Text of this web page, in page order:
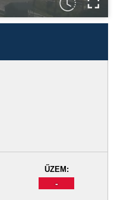
ŰZEM:
-